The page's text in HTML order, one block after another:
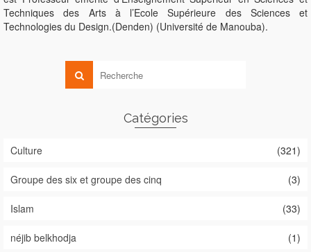
Techniques des Arts à l’Ecole Supérieure des Sciences et
Technologies du Design.(Denden) (Université de Manouba).
Catégories
Culture (321)
Groupe des six et groupe des cinq (3)
Islam (33)
néjib belkhodja (1)